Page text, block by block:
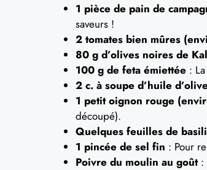
1 pièce de pain de
saveurs !
2 tomates bien mûres
80 g d’olives noires de
100 g de feta émiettée :
2 c. à soupe d’huile
1 petit oignon rouge
découpé).
Quelques feuilles de
1 pincée de sel fin : Pour
Poivre du moulin au goût: